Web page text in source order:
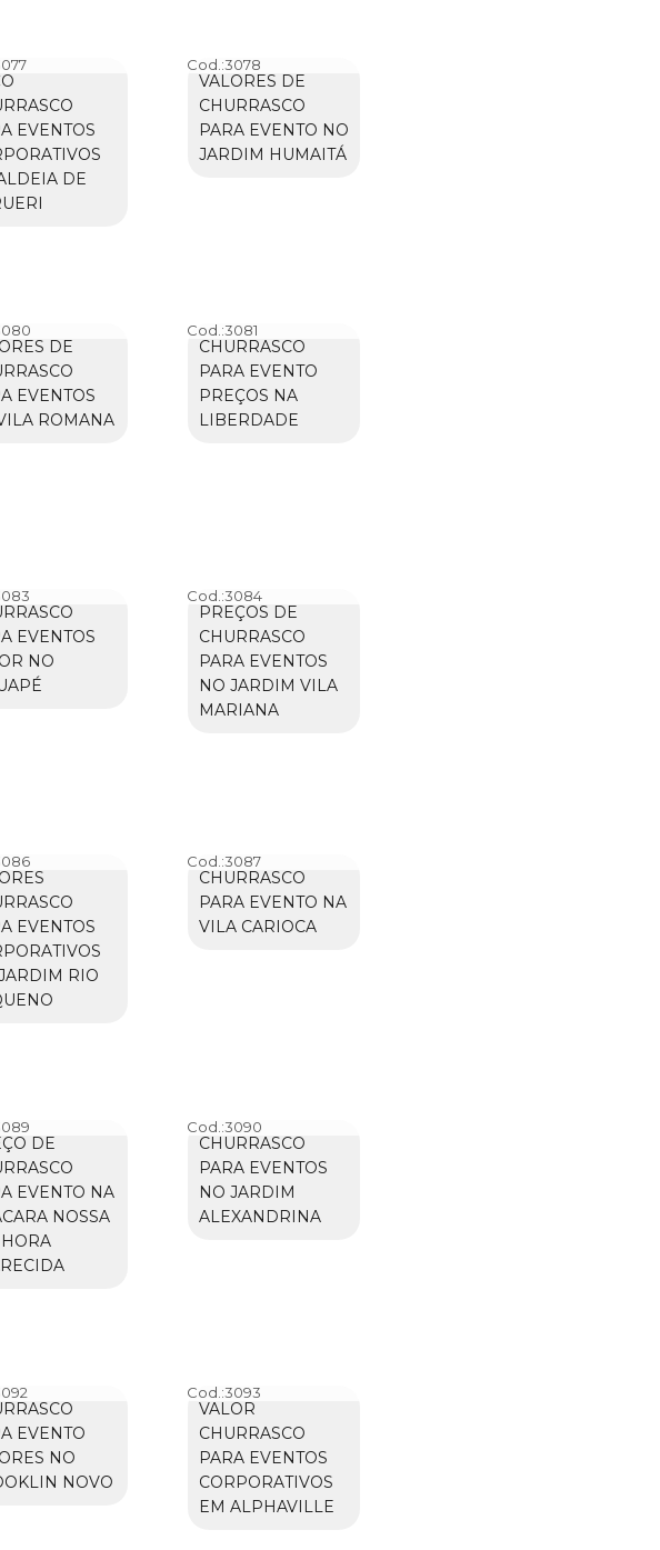
EVENTOS
DE
Cod.:3078
VALORES DE
CHURRASCO
PARA EVENTO NO
JARDIM HUMAITÁ
DE
EVENTOS
ROMANA
Cod.:3081
CHURRASCO
PARA EVENTO
PREÇOS NA
LIBERDADE
EVENTOS
NO
Cod.:3084
PREÇOS DE
CHURRASCO
PARA EVENTOS
NO JARDIM VILA
MARIANA
EVENTOS
RIO
Cod.:3087
CHURRASCO
PARA EVENTO NA
VILA CARIOCA
DE
EVENTO NA
NOSSA
Cod.:3090
CHURRASCO
PARA EVENTOS
NO JARDIM
ALEXANDRINA
EVENTO
NO
NOVO
Cod.:3093
VALOR
CHURRASCO
PARA EVENTOS
CORPORATIVOS
EM ALPHAVILLE